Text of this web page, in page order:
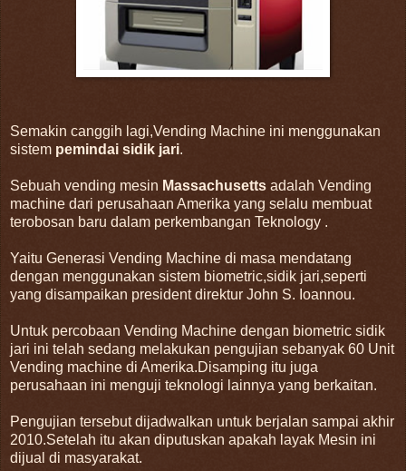
Semakin canggih lagi,Vending Machine ini menggunakan
sistem pemindai sidik jari.
Sebuah vending mesin Massachusetts adalah Vending
machine dari perusahaan Amerika yang selalu membuat
terobosan baru dalam perkembangan Teknology .
Yaitu Generasi Vending Machine di masa mendatang
dengan menggunakan sistem biometric,sidik jari,seperti
yang disampaikan president direktur John S. Ioannou.
Untuk percobaan Vending Machine dengan biometric sidik
jari ini telah sedang melakukan pengujian sebanyak 60 Unit
Vending machine di Amerika.Disamping itu juga
perusahaan ini menguji teknologi lainnya yang berkaitan.
Pengujian tersebut dijadwalkan untuk berjalan sampai akhir
2010.Setelah itu akan diputuskan apakah layak Mesin ini
dijual di masyarakat.